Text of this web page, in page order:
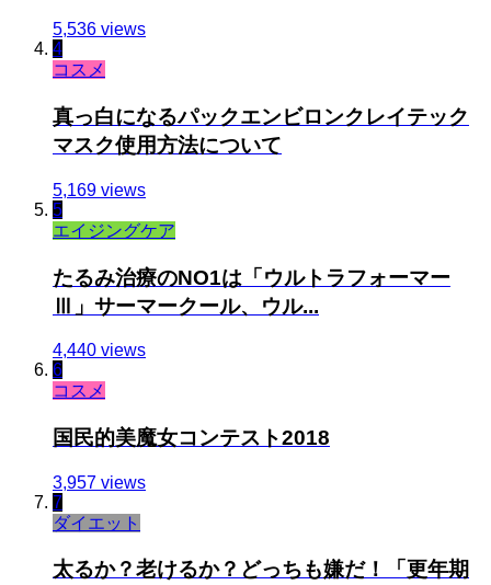
5,536 views
4
コスメ
真っ白になるパックエンビロンクレイテック
マスク使用方法について
5,169 views
5
エイジングケア
たるみ治療のNO1は「ウルトラフォーマー
Ⅲ」サーマークール、ウル...
4,440 views
6
コスメ
国民的美魔女コンテスト2018
3,957 views
7
ダイエット
太るか？老けるか？どっちも嫌だ！「更年期